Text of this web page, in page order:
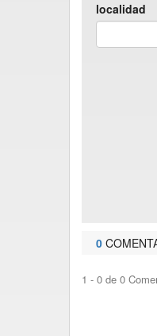
localidad
0
1 - 0 de 0